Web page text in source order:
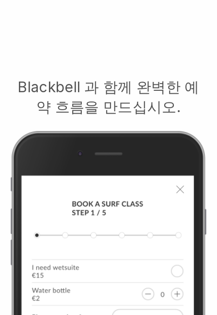
Blackbell 과 함께 완벽한 예
약 흐름을 만드십시오.